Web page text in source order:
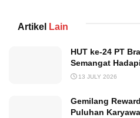
Artikel Lain
HUT ke-24 PT
Semangat
13 JULY 2026
Gemilang
Puluhan